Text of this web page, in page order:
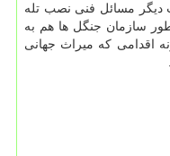
دیگر مسائل فنی نصب تله
سازمان جنگل ها هم به
اقدامی كه میراث جهانی